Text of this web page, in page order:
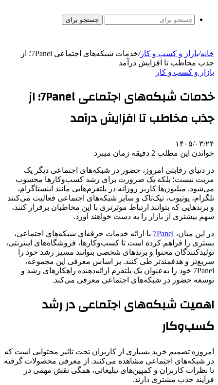
جستجو برای
خانه/بازار و کسب و کار/
خدمات شبکه‌های اجتماعی 7Panel؛ از
جذب مخاطب تا افزایش درآمد
بازار و کسب و کار
خدمات شبکه‌های اجتماعی 7Panel؛ از
جذب مخاطب تا افزایش درآمد
۱۴۰۵/۰۳/۲۴
خواندن این مطلب 2 دقیقه زمان میبرد
در دنیای رقابتی امروز، حضور در شبکه‌های اجتماعی دیگر یک
مزیت نیست؛ بلکه یک ضرورت برای رشد کسب‌وکارها محسوب
می‌شود. میلیون‌ها کاربر روزانه در پلتفرم‌هایی مانند اینستاگرام،
تلگرام، یوتیوب، تیک‌تاک و سایر شبکه‌های اجتماعی فعالیت می‌کنند
و برندهایی که بتوانند ارتباط موثرتری با این مخاطبان برقرار کنند،
سهم بیشتری از بازار را به دست خواهند آورد.
در این میان، 7Panel با ارائه خدمات حرفه‌ای شبکه‌های اجتماعی،
بستری را فراهم کرده است تا کسب‌وکارها، فروشگاه‌های اینترنتی،
تولیدکنندگان محتوا و برندهای شخصی بتوانند مسیر رشد خود را
سریع‌تر و هدفمندتر طی کنند. بر اساس معرفی این مجموعه،
7Panel خود را به‌عنوان یک پلتفرم ارائه‌دهنده راهکارهای رشد و
توسعه حضور در شبکه‌های اجتماعی معرفی می‌کند.
اهمیت شبکه‌های اجتماعی در رشد
کسب‌وکار
امروزه تصمیم خرید بسیاری از کاربران تحت تاثیر محتوایی است که
در شبکه‌های اجتماعی مشاهده می‌کنند. از معرفی محصولات گرفته
تا نظرات کاربران و کمپین‌های تبلیغاتی، همگی نقش مهمی در
فرآیند جذب مشتری دارند.